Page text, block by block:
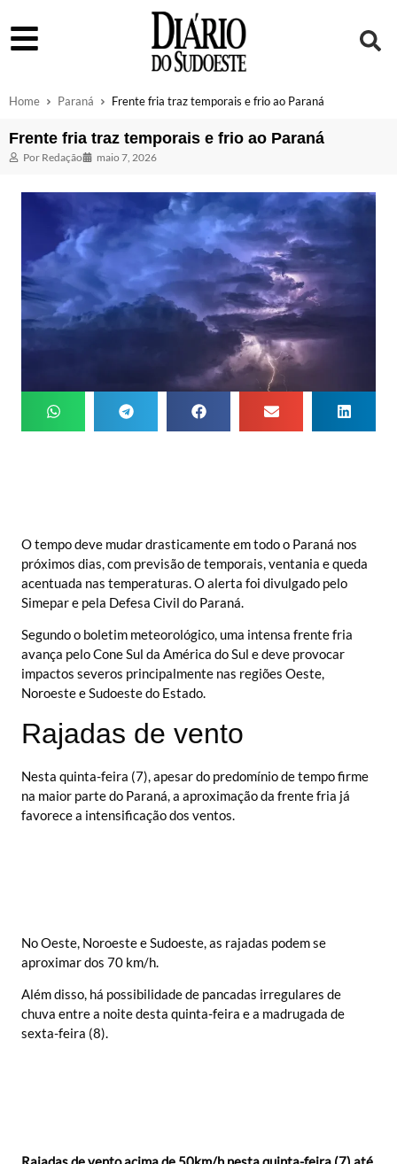
Home Paraná Frente fria traz temporais e frio ao Paraná
Frente fria traz temporais e frio ao Paraná
Por Redação maio 7, 2026
O tempo deve mudar drasticamente em todo o Paraná nos
próximos dias, com previsão de temporais, ventania e queda
acentuada nas temperaturas. O alerta foi divulgado pelo
Simepar e pela Defesa Civil do Paraná.
Segundo o boletim meteorológico, uma intensa frente fria
avança pelo Cone Sul da América do Sul e deve provocar
impactos severos principalmente nas regiões Oeste,
Noroeste e Sudoeste do Estado.
Rajadas de vento
Nesta quinta-feira (7), apesar do predomínio de tempo firme
na maior parte do Paraná, a aproximação da frente fria já
favorece a intensificação dos ventos.
No Oeste, Noroeste e Sudoeste, as rajadas podem se
aproximar dos 70 km/h.
Além disso, há possibilidade de pancadas irregulares de
chuva entre a noite desta quinta-feira e a madrugada de
sexta-feira (8).